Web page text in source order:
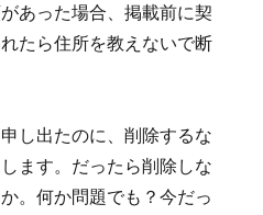
あった場合、掲載前に契
たら住所を教えないで断
し出たのに、削除するな
ます。だったら削除しな
。何か問題でも？今だっ